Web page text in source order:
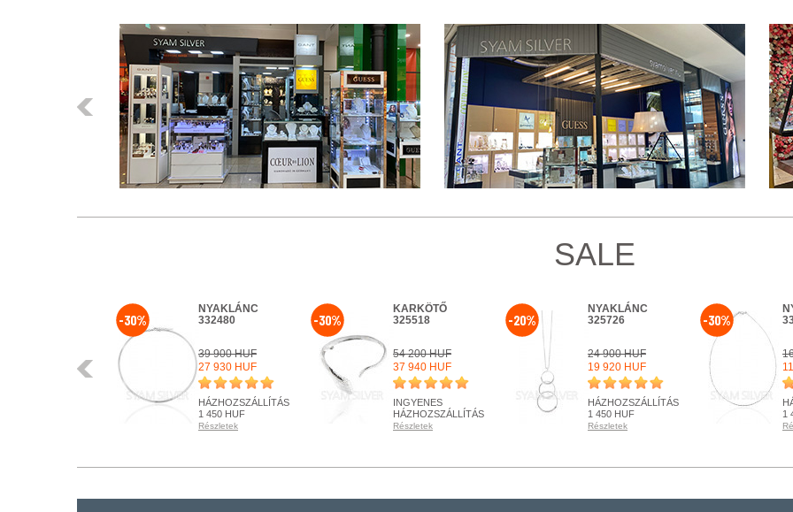
Előző
SALE
Előző
NYAKLÁNC
332480
39 900 HUF
27 930 HUF
-30%
HÁZHOZSZÁLLÍTÁS
1 450 HUF
Részletek
KARKÖTŐ
325518
54 200 HUF
37 940 HUF
-30%
INGYENES
HÁZHOZSZÁLLÍTÁS
Részletek
NYAKLÁNC
325726
24 900 HUF
19 920 HUF
-20%
HÁZHOZSZÁLLÍTÁS
1 450 HUF
Részletek
-30%
1